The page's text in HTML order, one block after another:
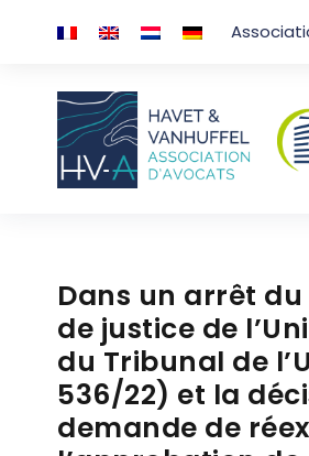
Dans un arrêt du
de justice de
du Tribunal de
536/22) et la
demande de